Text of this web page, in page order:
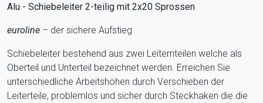
Alu - Schiebeleiter 2-teilig mit 2x20 Sprossen
euroline – der sichere Aufstieg
Schiebeleiter bestehend aus zwei Leiternteilen welche als
Oberteil und Unterteil bezeichnet werden. Erreichen Sie
unterschiedliche Arbeitshöhen durch Verschieben der
Leiterteile, problemlos und sicher durch Steckhaken die die